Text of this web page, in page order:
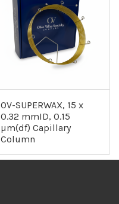
OV-SUPERWAX, 15 x
0.32 mmID, 0.15
µm(df) Capillary
Column